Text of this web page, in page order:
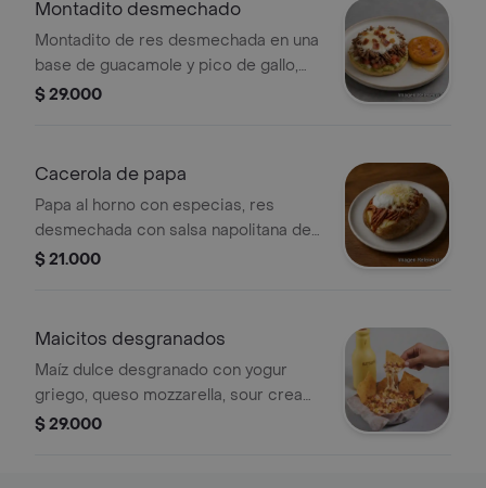
Montadito desmechado
Montadito de res desmechada en una
base de guacamole y pico de gallo,
bañado en sour cream, queso
toque de miel.
$ 29.000
Cacerola de papa
Papa al horno con especias, res
desmechada con salsa napolitana de
la casa, sour cream, queso mozzarella
$ 21.000
Maicitos desgranados
Maíz dulce desgranado con yogur
griego, queso mozzarella, sour cream,
pollo, y tocineta. Acompañado con
$ 29.000